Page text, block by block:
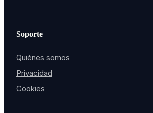
Soporte
Quiénes somos
Privacidad
Cookies